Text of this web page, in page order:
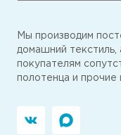
Мы производим
домашний
покупателям
полотенца и прочие